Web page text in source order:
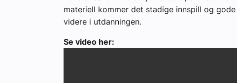
materiell kommer det stadige innspill og
videre i utdanningen.
Se video her: